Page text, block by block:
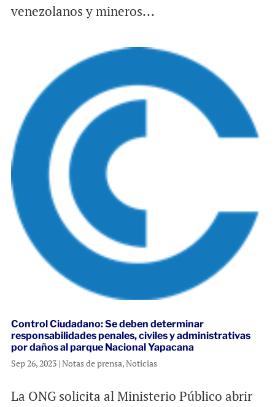
venezolanos y mineros...
Control Ciudadano: Se deben determinar
responsabilidades penales, civiles y administrativas
por daños al parque Nacional Yapacana
Sep 26, 2023| Notas de prensa,Noticias
La ONG solicita al Ministerio Público abrir